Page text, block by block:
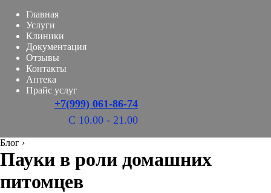
Главная
Услуги
Клиники
Документация
Отзывы
Контакты
Аптека
Прайс услуг
+7(999) 061-86-74
С 10.00 - 21.00
Блог ›
Пауки в роли домашних
питомцев